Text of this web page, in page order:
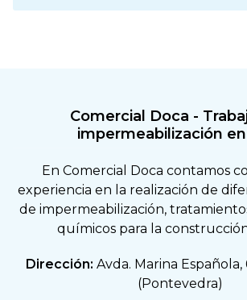
Comercial Doca -
impermeabilización
En Comercial Doca contamos
experiencia en la realización de
de impermeabilización,
químicos para la
Dirección: Avda. Marina Española,
(Pontevedra)